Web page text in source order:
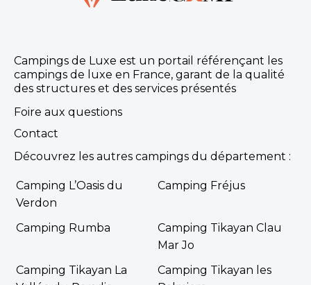
Campings de Luxe est un portail référençant les
campings de luxe en France, garant de la qualité
des structures et des services présentés
Foire aux questions
Contact
Découvrez les autres campings du département :
Camping L’Oasis du
Verdon
Camping Fréjus
Camping Rumba
Camping Tikayan Clau
Mar Jo
Camping Tikayan La
Camping Tikayan les